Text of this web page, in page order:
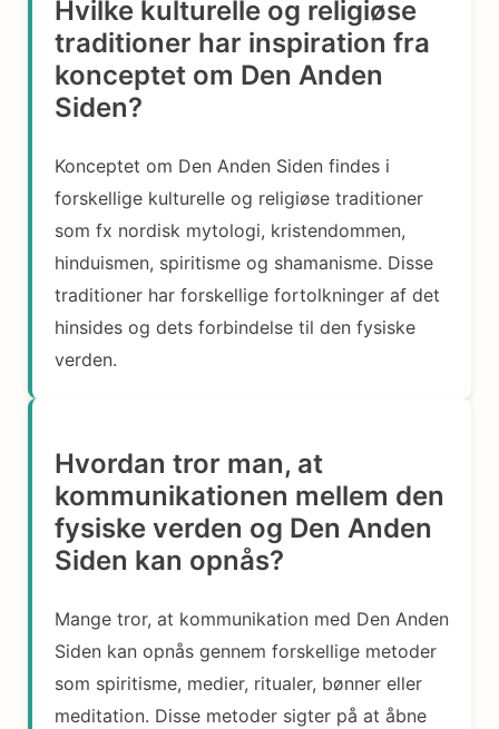
Hvilke kulturelle og religiøse
traditioner har inspiration fra
konceptet om Den Anden
Siden?
Konceptet om Den Anden Siden findes i
forskellige kulturelle og religiøse traditioner
som fx nordisk mytologi, kristendommen,
hinduismen, spiritisme og shamanisme. Disse
traditioner har forskellige fortolkninger af det
hinsides og dets forbindelse til den fysiske
verden.
Hvordan tror man, at
kommunikationen mellem den
fysiske verden og Den Anden
Siden kan opnås?
Mange tror, at kommunikation med Den Anden
Siden kan opnås gennem forskellige metoder
som spiritisme, medier, ritualer, bønner eller
meditation. Disse metoder sigter på at åbne